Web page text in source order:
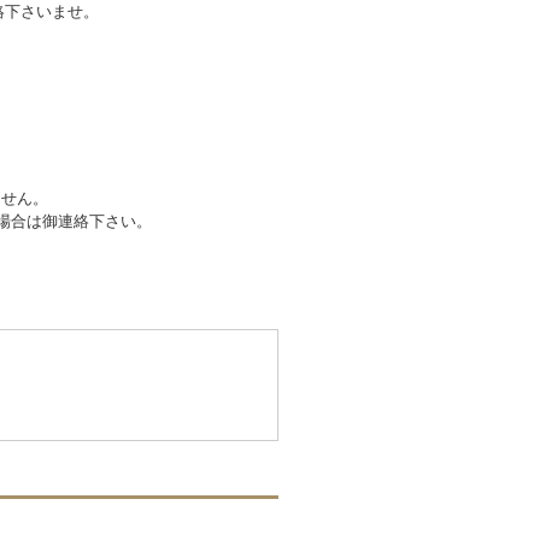
さいませ。
ん。
は御連絡下さい。